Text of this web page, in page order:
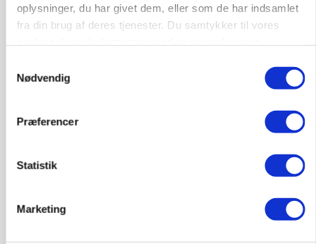
oplysninger, du har givet dem, eller som de har indsamlet
fra din brug af deres tjenester. Du samtykker til vores
Nødvendig
Præferencer
Statistik
Marketing
Loading...